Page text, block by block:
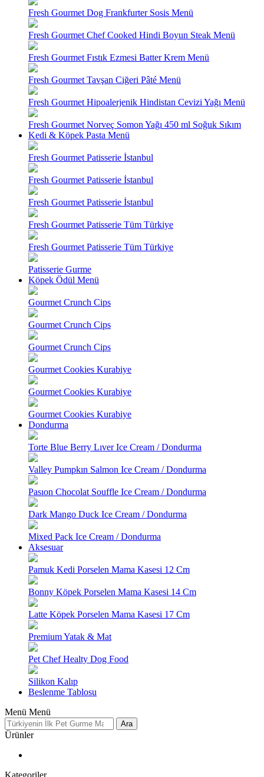
Fresh Gourmet Dog Frankfurter Sosis Menü
Fresh Gourmet Chef Cooked Hindi Boyun Steak Menü
Fresh Gourmet Fıstık Ezmesi Batter Krem Menü
Fresh Gourmet Tavşan Ciğeri Pâté Menü
Fresh Gourmet Hipoalerjenik Hindistan Cevizi Yağı Menü
Fresh Gourmet Norveç Somon Yağı 450 ml Soğuk Sıkım
Kedi & Köpek Pasta Menü
Fresh Gourmet Patisserie İstanbul
Fresh Gourmet Patisserie İstanbul
Fresh Gourmet Patisserie İstanbul
Fresh Gourmet Patisserie Tüm Türkiye
Fresh Gourmet Patisserie Tüm Türkiye
Patisserie Gurme
Köpek Ödül Menü
Gourmet Crunch Cips
Gourmet Crunch Cips
Gourmet Crunch Cips
Gourmet Cookies Kurabiye
Gourmet Cookies Kurabiye
Gourmet Cookies Kurabiye
Dondurma
Torte Blue Berry Lıver Ice Cream / Dondurma
Valley Pumpkın Salmon Ice Cream / Dondurma
Pasıon Chocolat Souffle Ice Cream / Dondurma
Dark Mango Duck Ice Cream / Dondurma
Mixed Pack Ice Cream / Dondurma
Aksesuar
Pamuk Kedi Porselen Mama Kasesi 12 Cm
Bonny Köpek Porselen Mama Kasesi 14 Cm
Latte Köpek Porselen Mama Kasesi 17 Cm
Premium Yatak & Mat
Pet Chef Healty Dog Food
Silikon Kalıp
Beslenme Tablosu
Menü Menü
Ara
Ürünler
Kategoriler